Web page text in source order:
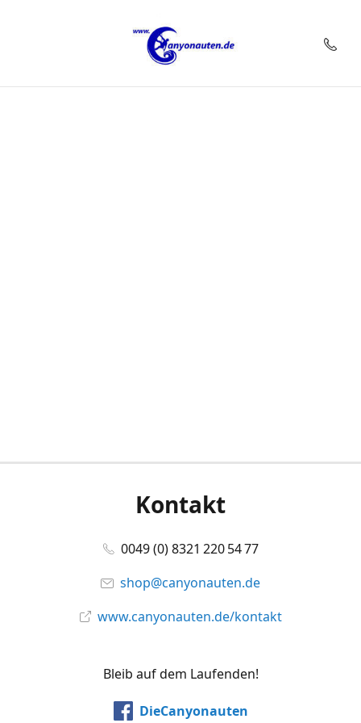
Kontakt
0049 (0) 8321 220 54 77
shop@canyonauten.de
www.canyonauten.de/kontakt
Bleib auf dem Laufenden!
DieCanyonauten